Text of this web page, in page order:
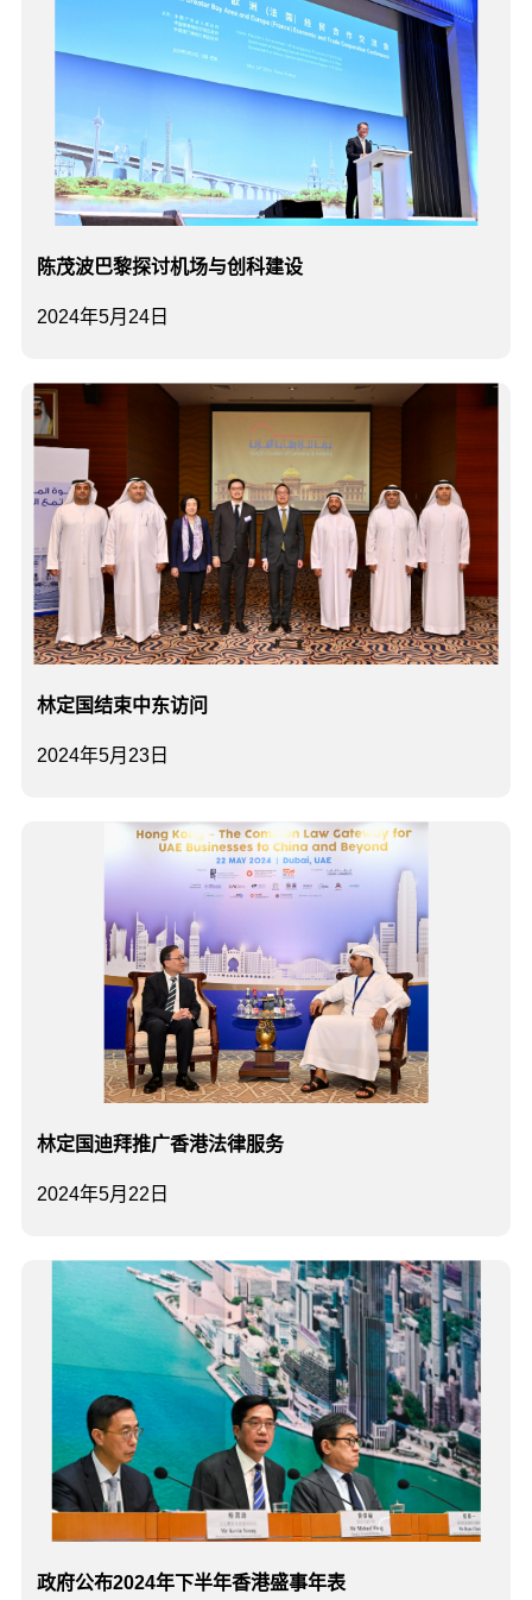
2024年5月24日
​陈茂波巴黎探讨机场与创科建设
2024年5月23日
林定国结束中东访问
2024年5月22日
林定国迪拜推广香港法律服务
政府公布2024年下半年香港盛事年表